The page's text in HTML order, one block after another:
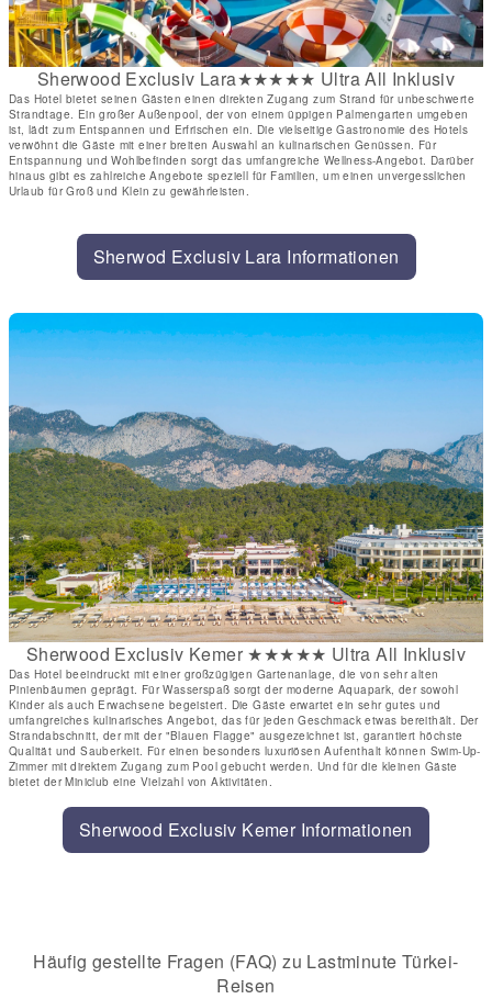
Sherwood Exclusiv Lara★★★★★ Ultra All Inklusiv
Das Hotel bietet seinen Gästen einen direkten Zugang zum Strand für unbeschwerte
Strandtage. Ein großer Außenpool, der von einem üppigen Palmengarten umgeben
ist, lädt zum Entspannen und Erfrischen ein. Die vielseitige Gastronomie des Hotels
verwöhnt die Gäste mit einer breiten Auswahl an kulinarischen Genüssen. Für
Entspannung und Wohlbefinden sorgt das umfangreiche Wellness-Angebot. Darüber
hinaus gibt es zahlreiche Angebote speziell für Familien, um einen unvergesslichen
Urlaub für Groß und Klein zu gewährleisten.
Sherwod Exclusiv Lara Informationen
Sherwood Exclusiv Kemer ★★★★★ Ultra All Inklusiv
Das Hotel beeindruckt mit einer großzügigen Gartenanlage, die von sehr alten
Pinienbäumen geprägt. Für Wasserspaß sorgt der moderne Aquapark, der sowohl
Kinder als auch Erwachsene begeistert. Die Gäste erwartet ein sehr gutes und
umfangreiches kulinarisches Angebot, das für jeden Geschmack etwas bereithält. Der
Strandabschnitt, der mit der "Blauen Flagge" ausgezeichnet ist, garantiert höchste
Qualität und Sauberkeit. Für einen besonders luxuriösen Aufenthalt können Swim-Up-
Zimmer mit direktem Zugang zum Pool gebucht werden. Und für die kleinen Gäste
bietet der Miniclub eine Vielzahl von Aktivitäten.
Sherwood Exclusiv Kemer Informationen
Häufig gestellte Fragen (FAQ) zu Lastminute Türkei-
Reisen